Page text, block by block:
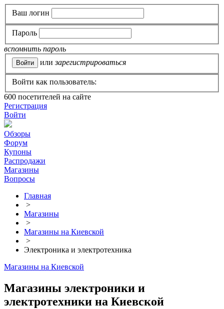
Ваш логин
Пароль
вспомнить пароль
или зарегистрироваться
Войти как пользователь:
600 посетителей на сайте
Регистрация
Войти
Обзоры
Форум
Купоны
Распродажи
Магазины
Вопросы
Главная
>
Магазины
>
Магазины на Киевской
>
Электроника и электротехника
Магазины на Киевской
Магазины электроники и
электротехники на Киевской